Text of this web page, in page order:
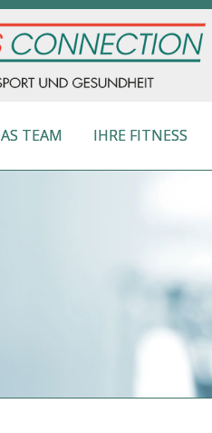
TEAM IHRE FITNESS